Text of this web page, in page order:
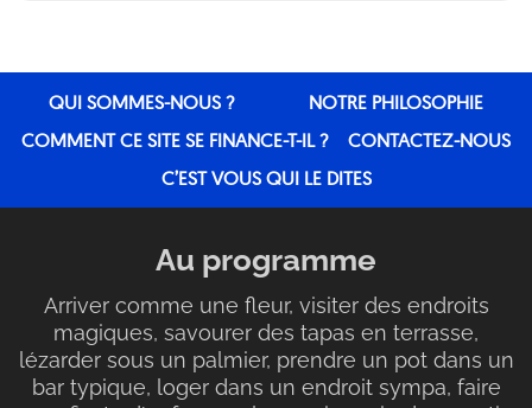
QUI SOMMES-NOUS ?
NOTRE PHILOSOPHIE
COMMENT CE SITE SE FINANCE-T-IL ?
CONTACTEZ-NOUS
C’EST VOUS QUI LE DITES
Au programme
Arriver comme une fleur, visiter des endroits
magiques, savourer des tapas en terrasse,
lézarder sous un palmier, prendre un pot dans un
bar typique, loger dans un endroit sympa, faire